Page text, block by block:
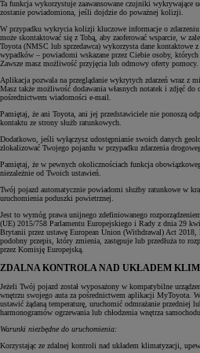
Ta funkcja wykorzystuje zaawansowane czujniki wykrywające
zostanie powiadomiona, jeśli dojdzie do poważnej kolizji.
W przypadku wykrycia kolizji kluczowe informacje o
może skontaktować się z Tobą, aby zaoferować wsparcie, w
Toyota (NMSC lub sprzedawca) wykorzysta dane kontaktowe
wypadków – powiadomi wskazane przez Ciebie osoby,
Zawsze masz możliwość przyjęcia lub odmowy oferty pomocy.
Aplikacja pozwala na przeglądanie wykrytych zdarzeń wraz z
Masz także możliwość dodawania własnych notatek i zdjęć
pośrednictwem wiadomości e-mail.
Pamiętaj, że ani Toyota, ani jej przedstawiciele nie ponoszą
kontaktu ze strony służb ratunkowych.
Dodatkowo, jeśli wyłączysz udostępnianie swoich danych
zlokalizować Twojego pojazdu w przypadku zdarzenia
Pamiętaj, że w pewnych okolicznościach funkcja
niezależnie od Twoich ustawień.
Twój pojazd automatycznie powiadomi służby ratunkowe w
uruchomienia poduszki powietrznej.
Jest to wymóg prawa unijnego zdefiniowanego
(UE) 2015/758 Parlamentu Europejskiego i Rady z dnia 29
Brytanii przez ustawę European Union (Withdrawal) Act 2018,
podobny przepis, który zmienia, zastępuje lub przedłuża to
przez Komisję Europejską.
ZDALNA KONTROLA NAD UKŁADEM
Jeżeli Twój pojazd został wyposażony w kompatybilne
wnętrzu swojego auta za pośrednictwem aplikacji MyToyota.
ustawić żądaną temperaturę, uruchomić odmrażanie
harmonogramów ogrzewania lub chłodzenia wnętrza
Warunki niezbędne do uruchomienia:
Korzystając ze zdalnej kontroli nad układem klimatyzacji,